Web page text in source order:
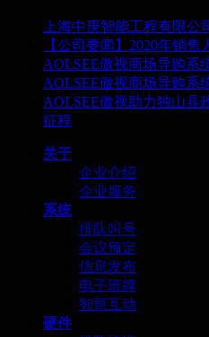
上海中庚智能工程有限
【公司要闻】2020年销
AOLSEE傲视商场导购系
AOLSEE傲视商场导购系
AOLSEE傲视助力独山县
征程
关于
企业介绍
企业服务
系统
排队叫号
会议预定
信息发布
电子班牌
智慧互动
硬件